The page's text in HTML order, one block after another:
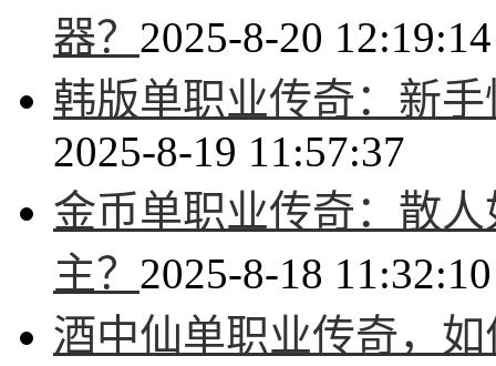
器？ 2025-8-20 12:19:14
韩版单职业传奇：新
2025-8-19 11:57:37
金币单职业传奇：散
主？ 2025-8-18 11:32:10
酒中仙单职业传奇，